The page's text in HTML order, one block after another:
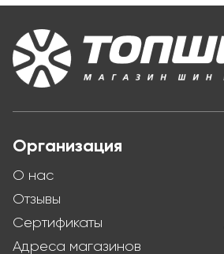
Организация
О нас
Отзывы
Сертификаты
Адреса магазинов